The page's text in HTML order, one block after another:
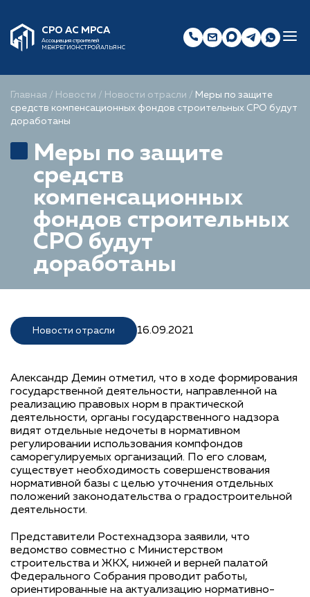
СРО АС МРСА
Ассоциация строителей
МЕЖРЕГИОНСТРОЙАЛЬЯНС
Главная / Новости / Новости отрасли / Меры по защите
средств компенсационных фондов строительных СРО будут
доработаны
Меры по защите
средств
компенсационных
фондов строительных
СРО будут
доработаны
Новости отрасли 16.09.2021
Александр Демин отметил, что в ходе формирования
государственной деятельности, направленной на
реализацию правовых норм в практической
деятельности, органы государственного надзора
видят отдельные недочеты в нормативном
регулировании использования компфондов
саморегулируемых организаций. По его словам,
существует необходимость совершенствования
нормативной базы с целью уточнения отдельных
положений законодательства о градостроительной
деятельности.
Представители Ростехнадзора заявили, что
ведомство совместно с Министерством
строительства и ЖКХ, нижней и верней палатой
Федерального Собрания проводит работы,
ориентированные на актуализацию нормативно-